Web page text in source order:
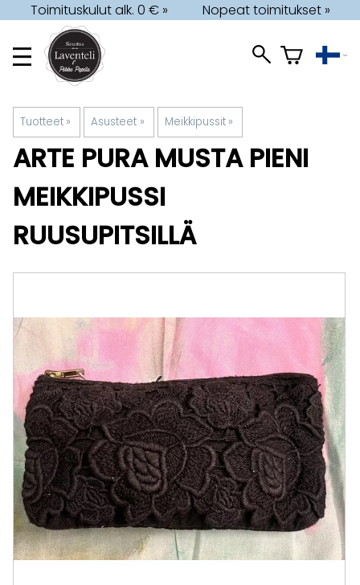
Toimituskulut alk. 0 € » Nopeat toimitukset »
Tuotteet ‪» Asusteet ‪» Meikkipussit ‪»
ARTE PURA MUSTA PIENI
MEIKKIPUSSI
RUUSUPITSILLÄ